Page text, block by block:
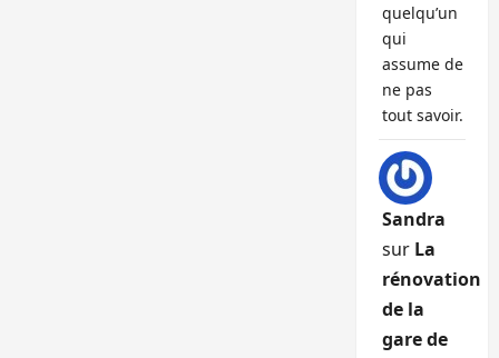
quelqu’un
qui
assume de
ne pas
tout savoir.
Sandra
sur La
rénovation
de la
gare de